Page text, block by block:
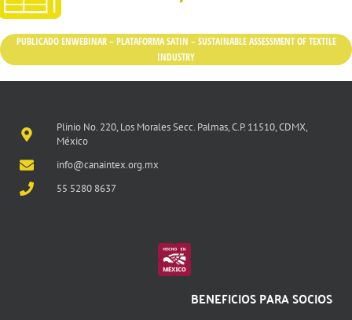
PUBLICADO ENWEBINAR – PLATAFORMA SATIN – SUSTAINABLE ASSESSMENT OF TEXTILE
INDUSTRY
Plinio No. 220, Los Morales Secc. Palmas, C.P. 11510, CDMX,
México
info@canaintex.org.mx
55 5280 8637
BENEFICIOS PARA SOCIOS